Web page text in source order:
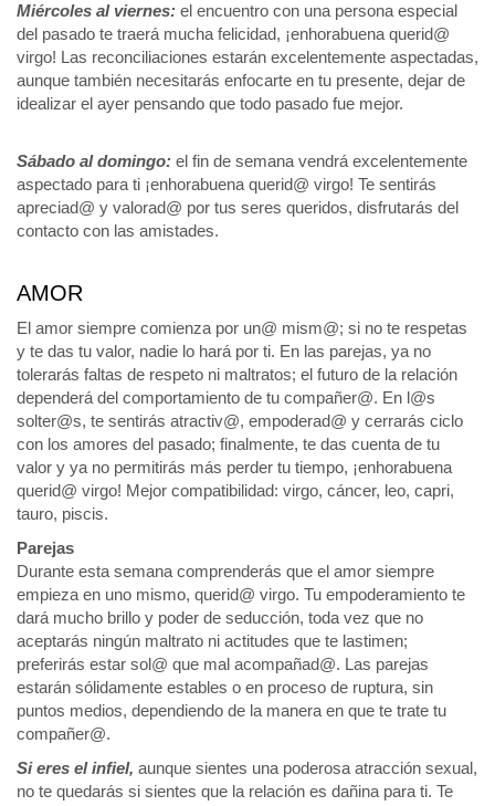
Miércoles al viernes: el encuentro con una persona especial
del pasado te traerá mucha felicidad, ¡enhorabuena querid@
virgo! Las reconciliaciones estarán excelentemente aspectadas,
aunque también necesitarás enfocarte en tu presente, dejar de
idealizar el ayer pensando que todo pasado fue mejor.
Sábado al domingo: el fin de semana vendrá excelentemente
aspectado para ti ¡enhorabuena querid@ virgo! Te sentirás
apreciad@ y valorad@ por tus seres queridos, disfrutarás del
contacto con las amistades.
AMOR
El amor siempre comienza por un@ mism@; si no te respetas
y te das tu valor, nadie lo hará por ti. En las parejas, ya no
tolerarás faltas de respeto ni maltratos; el futuro de la relación
dependerá del comportamiento de tu compañer@. En l@s
solter@s, te sentirás atractiv@, empoderad@ y cerrarás ciclo
con los amores del pasado; finalmente, te das cuenta de tu
valor y ya no permitirás más perder tu tiempo, ¡enhorabuena
querid@ virgo! Mejor compatibilidad: virgo, cáncer, leo, capri,
tauro, piscis.
Parejas
Durante esta semana comprenderás que el amor siempre
empieza en uno mismo, querid@ virgo. Tu empoderamiento te
dará mucho brillo y poder de seducción, toda vez que no
aceptarás ningún maltrato ni actitudes que te lastimen;
preferirás estar sol@ que mal acompañad@. Las parejas
estarán sólidamente estables o en proceso de ruptura, sin
puntos medios, dependiendo de la manera en que te trate tu
compañer@.
Si eres el infiel, aunque sientes una poderosa atracción sexual,
no te quedarás si sientes que la relación es dañina para ti. Te